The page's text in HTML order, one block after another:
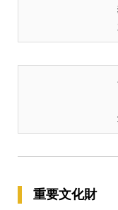
重要文化財